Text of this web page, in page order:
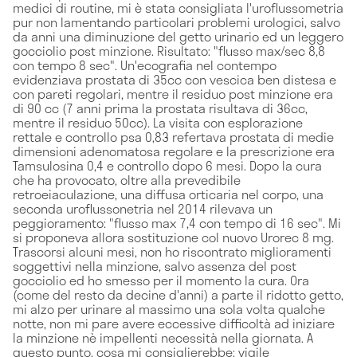
medici di routine, mi è stata consigliata l'uroflussometria
pur non lamentando particolari problemi urologici, salvo
da anni una diminuzione del getto urinario ed un leggero
gocciolio post minzione. Risultato: "flusso max/sec 8,8
con tempo 8 sec". Un'ecografia nel contempo
evidenziava prostata di 35cc con vescica ben distesa e
con pareti regolari, mentre il residuo post minzione era
di 90 cc (7 anni prima la prostata risultava di 36cc,
mentre il residuo 50cc). La visita con esplorazione
rettale e controllo psa 0,83 refertava prostata di medie
dimensioni adenomatosa regolare e la prescrizione era
Tamsulosina 0,4 e controllo dopo 6 mesi. Dopo la cura
che ha provocato, oltre alla prevedibile
retroeiaculazione, una diffusa orticaria nel corpo, una
seconda uroflussonetria nel 2014 rilevava un
peggioramento: "flusso max 7,4 con tempo di 16 sec". Mi
si proponeva allora sostituzione col nuovo Urorec 8 mg.
Trascorsi alcuni mesi, non ho riscontrato miglioramenti
soggettivi nella minzione, salvo assenza del post
gocciolio ed ho smesso per il momento la cura. Ora
(come del resto da decine d'anni) a parte il ridotto getto,
mi alzo per urinare al massimo una sola volta qualche
notte, non mi pare avere eccessive difficoltà ad iniziare
la minzione nè impellenti necessità nella giornata. A
questo punto, cosa mi consiglierebbe: vigile